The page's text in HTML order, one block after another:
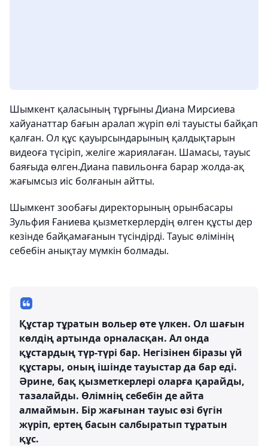
Шымкент қаласының тұрғыны Диана Мирсиева
хайуанаттар бағын аралап жүріп өлі тауысты байқап
қалған. Ол құс қауырсындарының қалдықтарын
видеоға түсіріп, желіге жариялаған. Шамасы, тауыс
баяғыда өлген.Диана павильонға барар жолда-ақ
жағымсыз иіс болғанын айтты.
Шымкент зообағы директорының орынбасары
Зульфия Ғаниева қызметкерлердің өлген құсты дер
кезінде байқамағанын түсіндірді. Тауыс өлімінің
себебін анықтау мүмкін болмады.
Құстар тұратын вольер өте үлкен. Ол шағын
көлдің артында орналасқан. Ал онда
құстардың түр-түрі бар. Негізінен біразы үй
құстары, оның ішінде тауыстар да бар еді.
Әрине, бақ қызметкерлері оларға қарайды,
тазалайды. Өлімнің себебін де айта
алмаймын. Бір жағынан тауыс өзі бүгін
жүріп, ертең басын салбыратып тұратын
құс.